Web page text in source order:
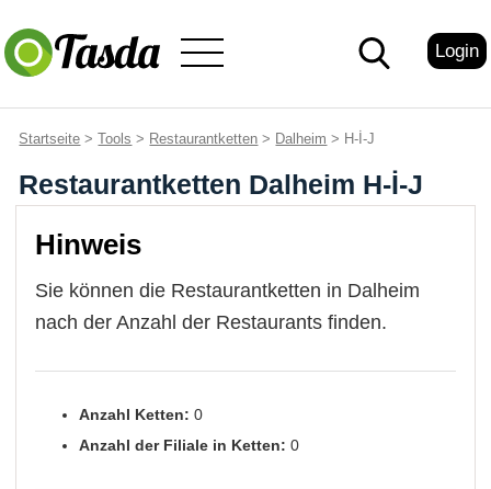
Login
Startseite >Tools > Restaurantketten > Dalheim > H-İ-J
Restaurantketten Dalheim H-İ-J
Hinweis
Sie können die Restaurantketten in Dalheim
nach der Anzahl der Restaurants finden.
Anzahl Ketten: 0
Anzahl der Filiale in Ketten: 0